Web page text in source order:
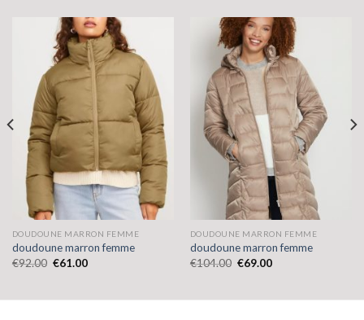
DOUDOUNE MARRON FEMME
doudoune marron femme
€92.00 €61.00
DOUDOUNE MARRON FEMME
doudoune marron femme
€104.00 €69.00